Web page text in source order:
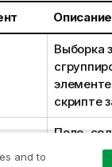
Описание
Выборка
элементе
скрипте
Поле,
имя
and to